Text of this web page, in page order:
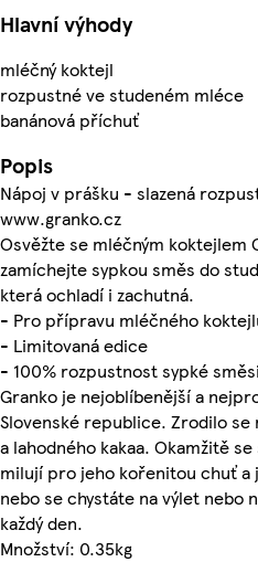
Hlavní výhody
mléčný koktejl
rozpustné ve studeném mléce
banánová příchuť
Popis
Nápoj v prášku - slazená
www.granko.cz
Osvěžte se mléčným koktejlem
zamíchejte sypkou směs do
která ochladí i zachutná.
- Pro přípravu mléčného
- Limitovaná edice
- 100% rozpustnost sypké
Granko je nejoblíbenější a
Slovenské republice. Zrodilo se
a lahodného kakaa. Okamžitě
milují pro jeho kořenitou chuť a
nebo se chystáte na výlet nebo
každý den.
Množství: 0.35kg